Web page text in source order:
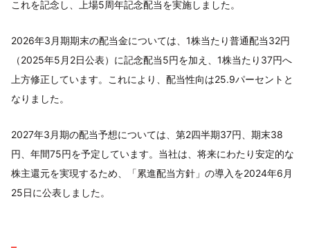
これを記念し、上場5周年記念配当を実施しました。
2026年3月期期末の配当金については、1株当たり普通配当32円
（2025年5月2日公表）に記念配当5円を加え、1株当たり37円へ
上方修正しています。これにより、配当性向は25.9パーセントと
なりました。
2027年3月期の配当予想については、第2四半期37円、期末38
円、年間75円を予定しています。当社は、将来にわたり安定的な
株主還元を実現するため、「累進配当方針」の導入を2024年6月
25日に公表しました。